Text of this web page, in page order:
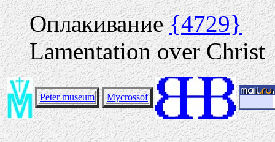
Оплакивание{4729}
Lamentation over Christ
Peter museum Mycrossof